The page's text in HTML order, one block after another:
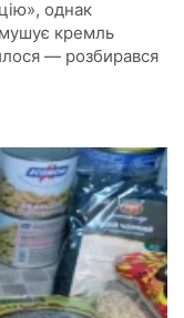
однак
кремль
— розбирався